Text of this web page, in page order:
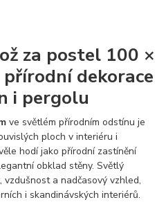
za postel 100 ×
dekorace
i pergolu
ve světlém přírodním odstínu je
ploch v interiéru i
hodí jako přírodní zastínění
obklad stěny. Světlý
a nadčasový vzhled,
i skandinávských interiérů.